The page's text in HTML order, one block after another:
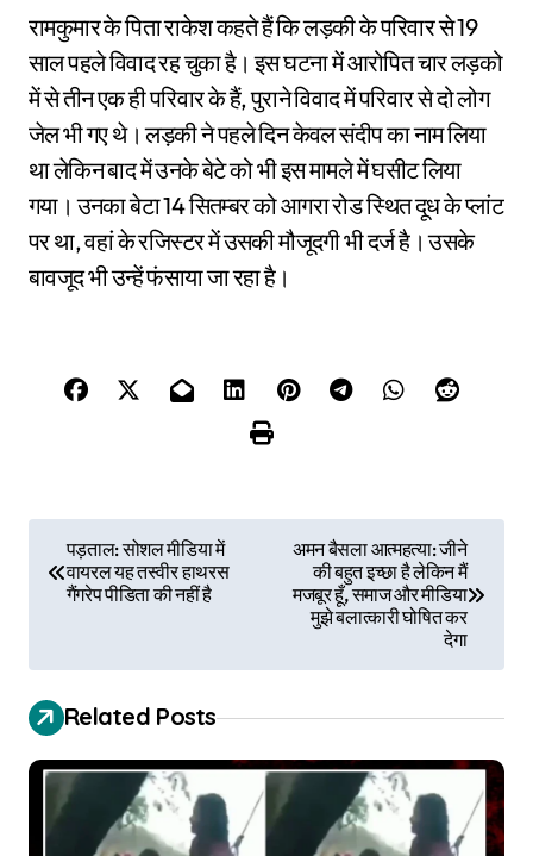
रामकुमार के पिता राकेश कहते हैं कि लड़की के परिवार से 19
साल पहले विवाद रह चुका है। इस घटना में आरोपित चार लड़को
में से तीन एक ही परिवार के हैं, पुराने विवाद में परिवार से दो लोग
जेल भी गए थे। लड़की ने पहले दिन केवल संदीप का नाम लिया
था लेकिन बाद में उनके बेटे को भी इस मामले में घसीट लिया
गया। उनका बेटा 14 सितम्बर को आगरा रोड स्थित दूध के प्लांट
पर था, वहां के रजिस्टर में उसकी मौजूदगी भी दर्ज है। उसके
बावजूद भी उन्हें फंसाया जा रहा है।
t
n
a
पड़ताल: सोशल मीडिया में
वायरल यह तस्वीर हाथरस
गैंगरेप पीडिता की नहीं है
अमन बैसला आत्महत्या: जीने
की बहुत इच्छा है लेकिन मैं
मजबूर हूँ, समाज और मीडिया
मुझे बलात्कारी घोषित कर
देगा
Related Posts